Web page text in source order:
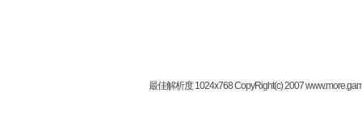
最佳解析度 1024x768 CopyRight(c) 2007